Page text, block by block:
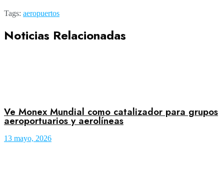
Tags: aeropuertos
Noticias Relacionadas
Ve Monex Mundial como catalizador para grupos
aeroportuarios y aerolíneas
13 mayo, 2026